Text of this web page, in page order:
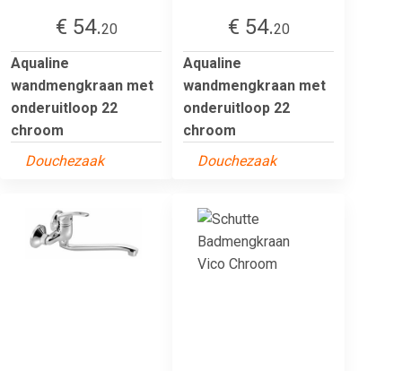
€ 54.20
Aqualine
wandmengkraan met
onderuitloop 22
chroom
Douchezaak
€ 54.20
Aqualine
wandmengkraan met
onderuitloop 22
chroom
Douchezaak